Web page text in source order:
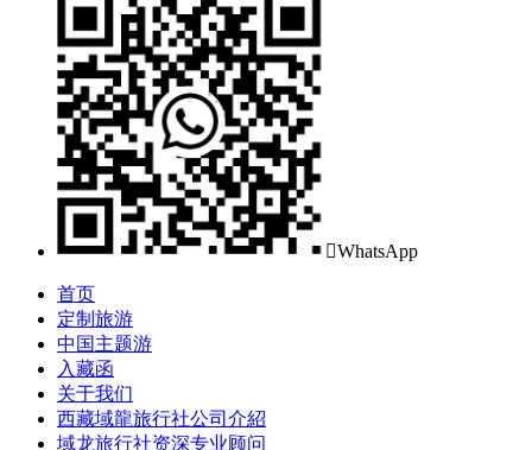
WhatsApp
首页
定制旅游
中国主题游
入藏函
关于我们
西藏域龍旅行社公司介紹
域龙旅行社资深专业顾问